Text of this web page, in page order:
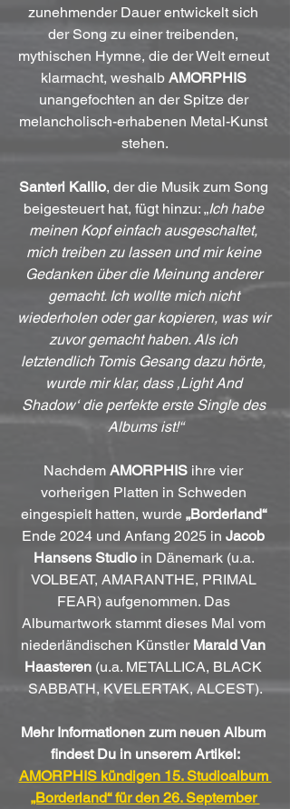
zunehmender Dauer entwickelt sich
der Song zu einer treibenden,
mythischen Hymne, die der Welt erneut
klarmacht, weshalb AMORPHIS
unangefochten an der Spitze der
melancholisch-erhabenen Metal-Kunst
stehen.
Santeri Kallio, der die Musik zum Song
beigesteuert hat, fügt hinzu: „Ich habe
meinen Kopf einfach ausgeschaltet,
mich treiben zu lassen und mir keine
Gedanken über die Meinung anderer
gemacht. Ich wollte mich nicht
wiederholen oder gar kopieren, was wir
zuvor gemacht haben. Als ich
letztendlich Tomis Gesang dazu hörte,
wurde mir klar, dass ‚Light And
Shadow‘ die perfekte erste Single des
Albums ist!“
Nachdem AMORPHIS ihre vier
vorherigen Platten in Schweden
eingespielt hatten, wurde „Borderland“
Ende 2024 und Anfang 2025 in Jacob
Hansens Studio in Dänemark (u.a.
VOLBEAT, AMARANTHE, PRIMAL
FEAR) aufgenommen. Das
Albumartwork stammt dieses Mal vom
niederländischen Künstler Marald Van
Haasteren (u.a. METALLICA, BLACK
SABBATH, KVELERTAK, ALCEST).
Mehr Informationen zum neuen Album
findest Du in unserem Artikel:
AMORPHIS kündigen 15. Studioalbum
„Borderland“ für den 26. September